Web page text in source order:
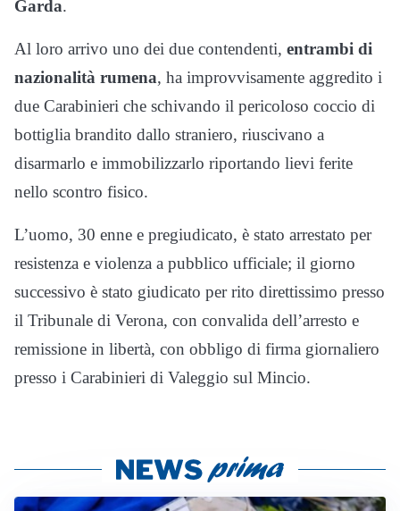
Garda.
Al loro arrivo uno dei due contendenti, entrambi di
nazionalità rumena, ha improvvisamente aggredito i
due Carabinieri che schivando il pericoloso coccio di
bottiglia brandito dallo straniero, riuscivano a
disarmarlo e immobilizzarlo riportando lievi ferite
nello scontro fisico.
L’uomo, 30 enne e pregiudicato, è stato arrestato per
resistenza e violenza a pubblico ufficiale; il giorno
successivo è stato giudicato per rito direttissimo presso
il Tribunale di Verona, con convalida dell’arresto e
remissione in libertà, con obbligo di firma giornaliero
presso i Carabinieri di Valeggio sul Mincio.